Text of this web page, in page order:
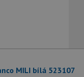
MILI bílá 523107